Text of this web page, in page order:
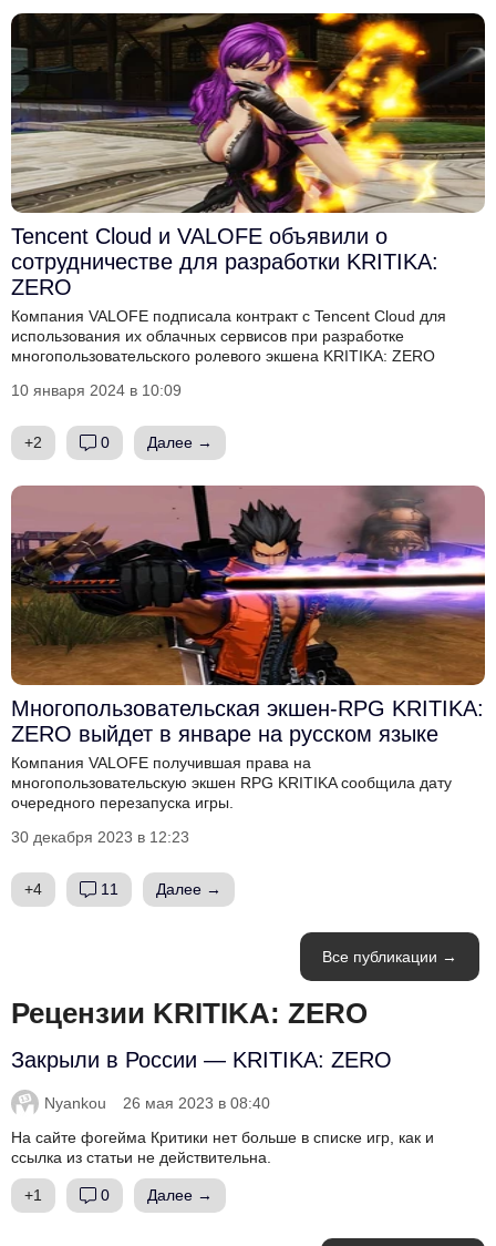
Tencent Cloud и VALOFE объявили о
сотрудничестве для разработки KRITIKA:
ZERO
Компания VALOFE подписала контракт с Tencent Cloud для
использования их облачных сервисов при разработке
многопользовательского ролевого экшена KRITIKA: ZERO
10 января 2024 в 10:09
+2 0 Далее →
Многопользовательская экшен-RPG KRITIKA:
ZERO выйдет в январе на русском языке
Компания VALOFE получившая права на
многопользовательскую экшен RPG KRITIKA сообщила дату
очередного перезапуска игры.
30 декабря 2023 в 12:23
+4 11 Далее →
Все публикации →
Рецензии KRITIKA: ZERO
Закрыли в России — KRITIKA: ZERO
26 мая 2023 в 08:40
Nyankou
На сайте фогейма Критики нет больше в списке игр, как и
ссылка из статьи не действительна.
+1 0 Далее →